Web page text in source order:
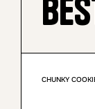
CHUNKY